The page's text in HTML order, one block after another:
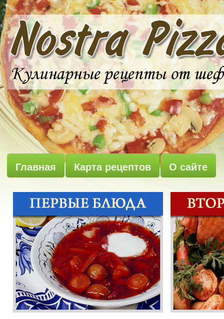
Главная Карта рецептов О сайте